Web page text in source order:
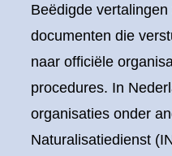
Beëdigde
documenten die
naar officiële
procedures. In
organisaties onder
Naturalisatiedienst